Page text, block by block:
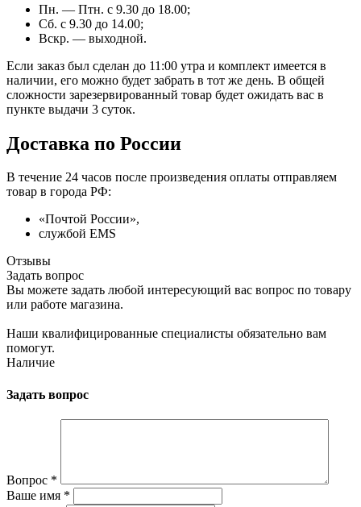
Пн. — Птн. с 9.30 до 18.00;
Сб. с 9.30 до 14.00;
Вскр. — выходной.
Если заказ был сделан до 11:00 утра и комплект имеется в
наличии, его можно будет забрать в тот же день. В общей
сложности зарезервированный товар будет ожидать вас в
пункте выдачи 3 суток.
Доставка по России
В течение 24 часов после произведения оплаты отправляем
товар в города РФ:
«Почтой России»,
службой EMS
Отзывы
Задать вопрос
Вы можете задать любой интересующий вас вопрос по товару
или работе магазина.
Наши квалифицированные специалисты обязательно вам
помогут.
Наличие
Задать вопрос
Вопрос *
Ваше имя *